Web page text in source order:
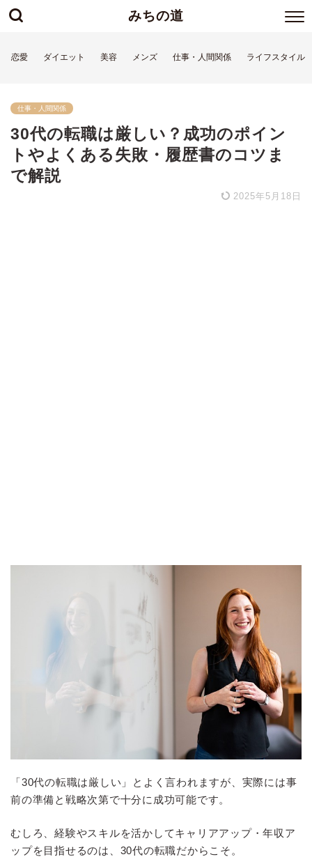
みちの道
恋愛 ダイエット 美容 メンズ 仕事・人間関係 ライフスタイル
仕事・人間関係
30代の転職は厳しい？成功のポイン
トやよくある失敗・履歴書のコツま
で解説
2025年5月18日
「30代の転職は厳しい」とよく言われますが、実際には事
前の準備と戦略次第で十分に成功可能です。
むしろ、経験やスキルを活かしてキャリアアップ・年収ア
ップを目指せるのは、30代の転職だからこそ。